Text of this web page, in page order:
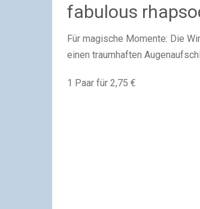
fabulous
Für magische Momente: Die
einen traumhaften
1 Paar für 2,75 €